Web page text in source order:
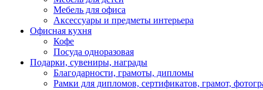
Мебель для офиса
Аксессуары и предметы интерьера
Офисная кухня
Кофе
Посуда одноразовая
Подарки, сувениры, награды
Благодарности, грамоты, дипломы
Рамки для дипломов, сертификатов, грамот,